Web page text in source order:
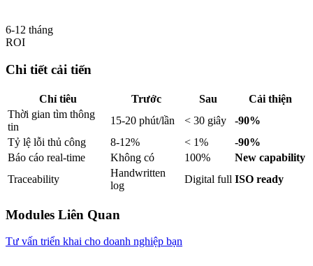
6-12 tháng
ROI
Chi tiết cải tiến
Chỉ tiêu Trước Sau
Cải thiện
Thời gian tìm thông
tin
15-20 phút/lần < 30 giây
-90%
Tỷ lệ lỗi thủ công
8-12% < 1%
-90%
Báo cáo real-time
Không có 100%
New capability
Traceability
Handwritten
log
Digital full ISO ready
Modules Liên Quan
Tư vấn triển khai cho doanh nghiệp bạn